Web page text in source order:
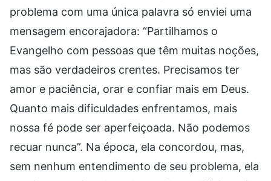
problema com uma única palavra só enviei uma
mensagem encorajadora: “Partilhamos o
Evangelho com pessoas que têm muitas noções,
mas são verdadeiros crentes. Precisamos ter
amor e paciência, orar e confiar mais em Deus.
Quanto mais dificuldades enfrentamos, mais
nossa fé pode ser aperfeiçoada. Não podemos
recuar nunca”. Na época, ela concordou, mas,
sem nenhum entendimento de seu problema, ela